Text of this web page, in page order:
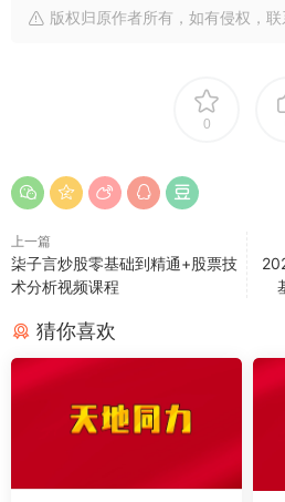
版权归原作者所有，如有侵权，联
0
上一篇
柒子言炒股零基础到精通+股票技
术分析视频课程
猜你喜欢